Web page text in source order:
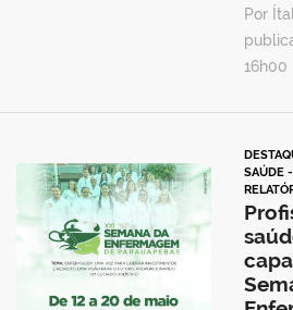
Por
16h00
SAÚDE